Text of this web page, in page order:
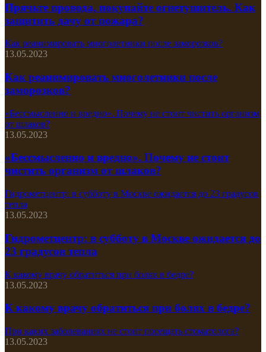
Прячьте провода, покупайте огнетушитель. Как
защитить дачу от пожара?
Как реанимировать многолетники после заморозков?
13.05.2023
Как реанимировать многолетники после
заморозков?
«Бессмысленно и вредно». Почему не стоит чистить организм
от шлаков?
13.05.2023
«Бессмысленно и вредно». Почему не стоит
чистить организм от шлаков?
Гидрометцентр: в субботу в Москве ожидается до 23 градусов
тепла
13.05.2023
Гидрометцентр: в субботу в Москве ожидается до
23 градусов тепла
К какому врачу обратиться при болях в бедре?
13.05.2023
К какому врачу обратиться при болях в бедре?
При каких заболеваниях не стоит посещать стоматолога?
13.05.2023